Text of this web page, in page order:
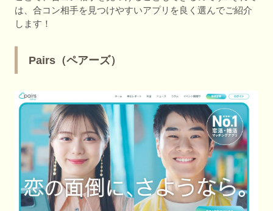
は、合コン相手を見つけやすいアプリを良く選んでご紹介
します！
Pairs（ペアーズ）